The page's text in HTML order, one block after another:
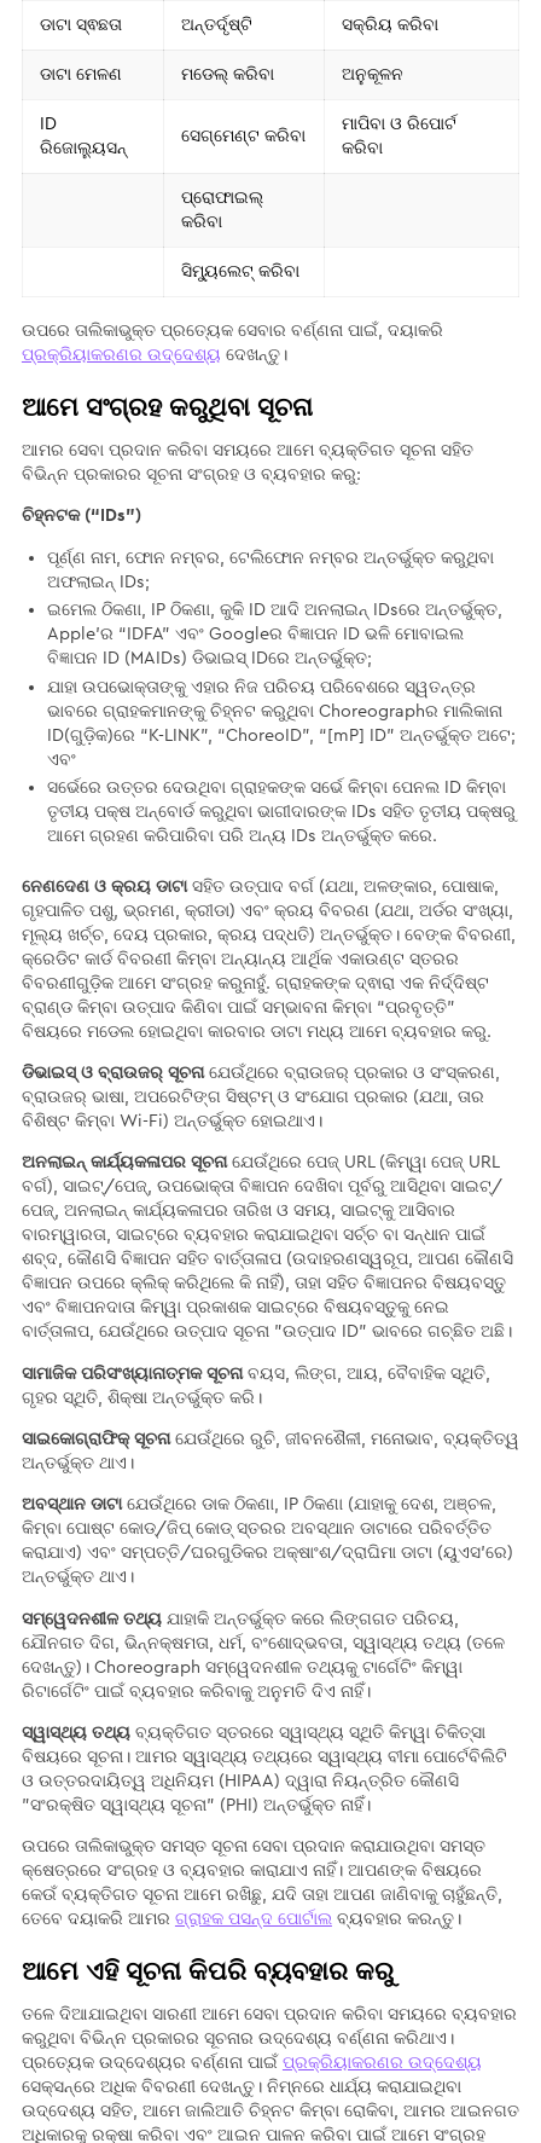
ଡାଟା ସ୍ଵଛତା ଅନ୍ତର୍ଦୃଷ୍ଟି ସକ୍ରିୟ କରିବା
ଡାଟା ମେଳଣ ମଡେଲ୍ କରିବା ଅନୁକୂଳନ
ID
ରିଜୋଲ୍ୟୁସନ୍
ସେଗ୍‌ମେଣ୍ଟ କରିବା
ମାପିବା ଓ ରିପୋର୍ଟ
କରିବା
ପ୍ରୋଫାଇଲ୍
କରିବା
ସିମ୍ୟୁଲେଟ୍ କରିବା
ଉପରେ ତାଲିକାଭୁକ୍ତ ପ୍ରତ୍ୟେକ ସେବାର ବର୍ଣ୍ଣନା ପାଇଁ, ଦୟାକରି
ପ୍ରକ୍ରିୟାକରଣର ଉଦ୍ଦେଶ୍ୟ ଦେଖନ୍ତୁ।
ଆମେ ସଂଗ୍ରହ କରୁଥିବା ସୂଚନା
ଆମର ସେବା ପ୍ରଦାନ କରିବା ସମୟରେ ଆମେ ବ୍ୟକ୍ତିଗତ ସୂଚନା ସହିତ
ବିଭିନ୍ନ ପ୍ରକାରର ସୂଚନା ସଂଗ୍ରହ ଓ ବ୍ୟବହାର କରୁ:
ଚିହ୍ନଟକ (“IDs”)
ପୂର୍ଣ୍ଣ ନାମ, ଫୋନ ନମ୍ବର, ଟେଲିଫୋନ ନମ୍ବର ଅନ୍ତର୍ଭୁକ୍ତ କରୁଥିବା
ଅଫଲାଇନ୍ IDs;
ଇମେଲ ଠିକଣା, IP ଠିକଣା, କୁକି ID ଆଦି ଅନଲାଇନ୍ IDsରେ ଅନ୍ତର୍ଭୁକ୍ତ,
Apple’ର “IDFA” ଏବଂ Googleର ବିଜ୍ଞାପନ ID ଭଳି ମୋବାଇଲ
ବିଜ୍ଞାପନ ID (MAIDs) ଡିଭାଇସ୍ IDରେ ଅନ୍ତର୍ଭୁକ୍ତ;
ଯାହା ଉପଭୋକ୍ତାଙ୍କୁ ଏହାର ନିଜ ପରିଚୟ ପରିବେଶରେ ସ୍ୱତନ୍ତ୍ର
ଭାବରେ ଗ୍ରାହକମାନଙ୍କୁ ଚିହ୍ନଟ କରୁଥିବା Choreographର ମାଲିକାନା
ID(ଗୁଡ଼ିକ)ରେ “K-LINK”, “ChoreoID”, “[mP] ID” ଅନ୍ତର୍ଭୁକ୍ତ ଅଟେ;
ଏବଂ
ସର୍ଭେରେ ଉତ୍ତର ଦେଉଥିବା ଗ୍ରାହକଙ୍କ ସର୍ଭେ କିମ୍ବା ପେନଲ ID କିମ୍ବା
ତୃତୀୟ ପକ୍ଷ ଅନ୍‌ବୋର୍ଡ କରୁଥିବା ଭାଗୀଦାରଙ୍କ IDs ସହିତ ତୃତୀୟ ପକ୍ଷରୁ
ଆମେ ଗ୍ରହଣ କରିପାରିବା ପରି ଅନ୍ୟ IDs ଅନ୍ତର୍ଭୁକ୍ତ କରେ.
ନେଣଦେଣ ଓ କ୍ରୟ ଡାଟାସହିତ ଉତ୍ପାଦ ବର୍ଗ (ଯଥା, ଅଳଙ୍କାର, ପୋଷାକ,
ଗୃହପାଳିତ ପଶୁ, ଭ୍ରମଣ, କ୍ରୀଡା) ଏବଂ କ୍ରୟ ବିବରଣ (ଯଥା, ଅର୍ଡର ସଂଖ୍ୟା,
ମୂଲ୍ୟ ଖର୍ଚ୍ଚ, ଦେୟ ପ୍ରକାର, କ୍ରୟ ପଦ୍ଧତି) ଅନ୍ତର୍ଭୁକ୍ତ। ବେଙ୍କ ବିବରଣୀ,
କ୍ରେଡିଟ କାର୍ଡ ବିବରଣୀ କିମ୍ବା ଅନ୍ୟାନ୍ୟ ଆର୍ଥିକ ଏକାଉଣ୍ଟ ସ୍ତରର
ବିବରଣୀଗୁଡ଼ିକ ଆମେ ସଂଗ୍ରହ କରୁନାହୁଁ. ଗ୍ରାହକଙ୍କ ଦ୍ଵାରା ଏକ ନିର୍ଦ୍ଦିଷ୍ଟ
ବ୍ରାଣ୍ଡ କିମ୍ବା ଉତ୍ପାଦ କିଣିବା ପାଇଁ ସମ୍ଭାବନା କିମ୍ବା “ପ୍ରବୃତ୍ତି”
ବିଷୟରେ ମଡେଲ ହୋଇଥିବା କାରବାର ଡାଟା ମଧ୍ୟ ଆମେ ବ୍ୟବହାର କରୁ.
ଡିଭାଇସ୍ ଓ ବ୍ରାଉଜର୍ ସୂଚନା ଯେଉଁଥିରେ ବ୍ରାଉଜର୍ ପ୍ରକାର ଓ ସଂସ୍କରଣ,
ବ୍ରାଉଜର୍ ଭାଷା, ଅପରେଟିଙ୍ଗ ସିଷ୍ଟମ୍ ଓ ସଂଯୋଗ ପ୍ରକାର (ଯଥା, ତାର
ବିଶିଷ୍ଟ କିମ୍ବା Wi-Fi) ଅନ୍ତର୍ଭୁକ୍ତ ହୋଇଥାଏ।
ଅନଲାଇନ୍ କାର୍ଯ୍ୟକଳାପର ସୂଚନା ଯେଉଁଥିରେ ପେଜ୍ URL (କିମ୍ୱା ପେଜ୍ URL
ବର୍ଗ), ସାଇଟ୍/ପେଜ୍, ଉପଭୋକ୍ତା ବିଜ୍ଞାପନ ଦେଖିବା ପୂର୍ବରୁ ଆସିଥିବା ସାଇଟ୍/
ପେଜ୍, ଅନଲାଇନ୍ କାର୍ଯ୍ୟକଳାପର ତାରିଖ ଓ ସମୟ, ସାଇଟ୍‌କୁ ଆସିବାର
ବାରମ୍ୱାରତା, ସାଇଟ୍‌ରେ ବ୍ୟବହାର କରାଯାଇଥିବା ସର୍ଚ୍ଚ ବା ସନ୍ଧାନ ପାଇଁ
ଶବ୍ଦ, କୌଣସି ବିଜ୍ଞାପନ ସହିତ ବାର୍ତ୍ତାଳାପ (ଉଦାହରଣସ୍ୱରୂପ, ଆପଣ କୌଣସି
ବିଜ୍ଞାପନ ଉପରେ କ୍ଲିକ୍ କରିଥିଲେ କି ନାହିଁ), ତାହା ସହିତ ବିଜ୍ଞାପନର ବିଷୟବସ୍ତୁ
ଏବଂ ବିଜ୍ଞାପନଦାତା କିମ୍ୱା ପ୍ରକାଶକ ସାଇଟ୍‌ରେ ବିଷୟବସ୍ତୁକୁ ନେଇ
ବାର୍ତ୍ତାଳାପ, ଯେଉଁଥିରେ ଉତ୍ପାଦ ସୂଚନା "ଉତ୍ପାଦ ID" ଭାବରେ ଗଚ୍ଛିତ ଅଛି।
ସାମାଜିକ ପରିସଂଖ୍ୟାନାତ୍ମକ ସୂଚନାବୟସ, ଲିଙ୍ଗ, ଆୟ, ବୈବାହିକ ସ୍ଥିତି,
ଗୃହର ସ୍ଥିତି, ଶିକ୍ଷା ଅନ୍ତର୍ଭୁକ୍ତ କରି।
ସାଇକୋଗ୍ରାଫିକ୍ ସୂଚନାଯେଉଁଥିରେ ରୁଚି, ଜୀବନଶୈଳୀ, ମନୋଭାବ, ବ୍ୟକ୍ତିତ୍ୱ
ଅନ୍ତର୍ଭୁକ୍ତ ଥାଏ।
ଅବସ୍ଥାନ ଡାଟାଯେଉଁଥିରେ ଡାକ ଠିକଣା, IP ଠିକଣା (ଯାହାକୁ ଦେଶ, ଅଞ୍ଚଳ,
କିମ୍ବା ପୋଷ୍ଟ କୋଡ୍/ଜିପ୍ କୋଡ୍ ସ୍ତରର ଅବସ୍ଥାନ ଡାଟାରେ ପରିବର୍ତ୍ତିତ
କରାଯାଏ) ଏବଂ ସମ୍ପତ୍ତି/ଘରଗୁଡିକର ଅକ୍ଷାଂଶ/ଦ୍ରାଘିମା ଡାଟା (ୟୁଏସ’ରେ)
ଅନ୍ତର୍ଭୁକ୍ତ ଥାଏ।
ସମ୍ୱେଦନଶୀଳ ତଥ୍ୟ ଯାହାକି ଅନ୍ତର୍ଭୁକ୍ତ କରେ ଲିଙ୍ଗଗତ ପରିଚୟ,
ଯୌନଗତ ଦିଗ, ଭିନ୍ନକ୍ଷମତା, ଧର୍ମ, ବଂଶୋଦ୍ଭବତା, ସ୍ୱାସ୍ଥ୍ୟ ତଥ୍ୟ (ତଳେ
ଦେଖନ୍ତୁ)। Choreograph ସମ୍ୱେଦନଶୀଳ ତଥ୍ୟକୁ ଟାର୍ଗେଟିଂ କିମ୍ୱା
ରିଟାର୍ଗେଟିଂ ପାଇଁ ବ୍ୟବହାର କରିବାକୁ ଅନୁମତି ଦିଏ ନାହିଁ।
ସ୍ୱାସ୍ଥ୍ୟ ତଥ୍ୟବ୍ୟକ୍ତିଗତ ସ୍ତରରେ ସ୍ୱାସ୍ଥ୍ୟ ସ୍ଥିତି କିମ୍ୱା ଚିକିତ୍ସା
ବିଷୟରେ ସୂଚନା। ଆମର ସ୍ୱାସ୍ଥ୍ୟ ତଥ୍ୟରେ ସ୍ୱାସ୍ଥ୍ୟ ବୀମା ପୋର୍ଟେବିଲିଟି
ଓ ଉତ୍ତରଦାୟିତ୍ୱ ଅଧିନିୟମ (HIPAA) ଦ୍ୱାରା ନିୟନ୍ତ୍ରିତ କୌଣସି
"ସଂରକ୍ଷିତ ସ୍ୱାସ୍ଥ୍ୟ ସୂଚନା" (PHI) ଅନ୍ତର୍ଭୁକ୍ତ ନାହିଁ।
ଉପରେ ତାଲିକାଭୁକ୍ତ ସମସ୍ତ ସୂଚନା ସେବା ପ୍ରଦାନ କରାଯାଉଥିବା ସମସ୍ତ
କ୍ଷେତ୍ରରେ ସଂଗ୍ରହ ଓ ବ୍ୟବହାର କାରାଯାଏ ନାହିଁ। ଆପଣଙ୍କ ବିଷୟରେ
କେଉଁ ବ୍ୟକ୍ତିଗତ ସୂଚନା ଆମେ ରଖିଛୁ, ଯଦି ତାହା ଆପଣ ଜାଣିବାକୁ ଚାହୁଁଛନ୍ତି,
ତେବେ ଦୟାକରି ଆମର ଗ୍ରାହକ ପସନ୍ଦ ପୋର୍ଟାଲବ୍ୟବହାର କରନ୍ତୁ।
ଆମେ ଏହି ସୂଚନା କିପରି ବ୍ୟବହାର କରୁ
ତଳେ ଦିଆଯାଇଥିବା ସାରଣୀ ଆମେ ସେବା ପ୍ରଦାନ କରିବା ସମୟରେ ବ୍ୟବହାର
କରୁଥିବା ବିଭିନ୍ନ ପ୍ରକାରର ସୂଚନାର ଉଦ୍ଦେଶ୍ୟ ବର୍ଣ୍ଣନା କରିଥାଏ।
ପ୍ରତ୍ୟେକ ଉଦ୍ଦେଶ୍ୟର ବର୍ଣ୍ଣନା ପାଇଁ ପ୍ରକ୍ରିୟାକରଣର ଉଦ୍ଦେଶ୍ୟ
ସେକ୍ସନ୍‌ରେ ଅଧିକ ବିବରଣୀ ଦେଖନ୍ତୁ। ନିମ୍ନରେ ଧାର୍ଯ୍ୟ କରାଯାଇଥିବା
ଉଦ୍ଦେଶ୍ୟ ସହିତ, ଆମେ ଜାଲିଆତି ଚିହ୍ନଟ କିମ୍ବା ରୋକିବା, ଆମର ଆଇନଗତ
ଅଧିକାରକୁ ରକ୍ଷା କରିବା ଏବଂ ଆଇନ ପାଳନ କରିବା ପାଇଁ ଆମେ ସଂଗ୍ରହ